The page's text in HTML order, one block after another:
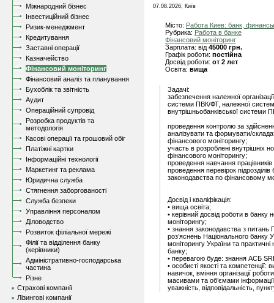
Міжнародний бізнес
Інвестиційний бізнес
Ризик-менеджмент
Кредитування
Заставні операції
Казначейство
Фінансовий моніторинг
Фінансовий аналіз та планування
Бухоблік та звітність
Аудит
Операційний супровід
Розробка продуктів та
методологія
Касові операції та грошовий обіг
Платіжні картки
Інформаційні технології
Маркетинг та реклама
Юридична служба
Стягнення заборгованості
Служба безпеки
Управління персоналом
Діловодство
Розвиток філіальної мережі
Філії та відділення банку
(керівники)
Адміністративно-господарська
частина
Різне
Страхові компанії
Лізингові компанії
07.08.2026, Київ
Місто: Работа Киев: банк, финансы
Рубрика: Работа в банке
Фінансовий моніторинг
Зарплата: від 45000 грн.
Графік роботи: постійна
Досвід роботи: от 2 лет
Освіта: вища
Задачі:
забезпечення належної
системи ПВК/ФТ, належної
внутрішньобанківської системи
проведення контролю за
аналізувати та формувати/
фінансового моніторингу;
участь в розроблені внутрішніх
фінансового моніторингу;
проведення навчання
проведення перевірок
законодавства по фінансовому
Досвід і кваліфікація:
• вища освіта;
• керівний досвід роботи в банку
моніторингу;
• знання законодавства з
роз’яснень Національного банку
моніторингу України та
банку;
• перевагою буде: знання АСБ
• особисті якості та компетенції:
навичок, вміння організації
масивами та об’ємами
уважність, відповідальність,